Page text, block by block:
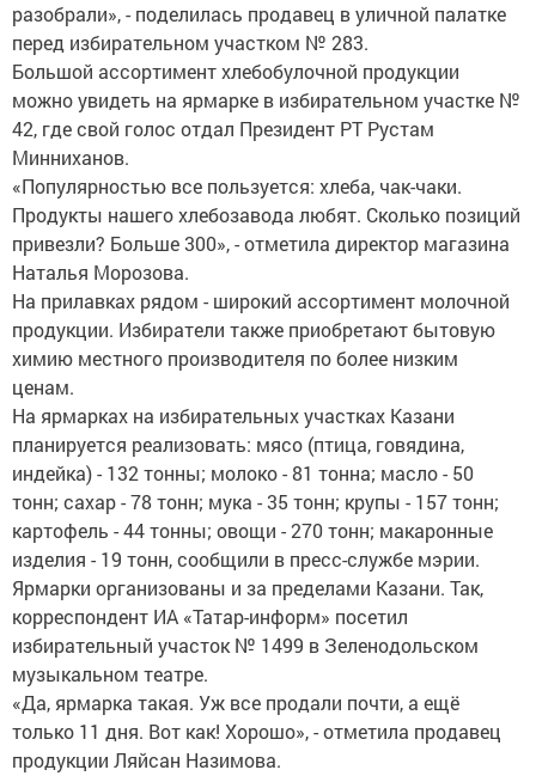
разобрали», - поделилась продавец в уличной палатке
перед избирательном участком № 283.
Большой ассортимент хлебобулочной продукции
можно увидеть на ярмарке в избирательном участке №
42, где свой голос отдал Президент РТ Рустам
Минниханов.
«Популярностью все пользуется: хлеба, чак-чаки.
Продукты нашего хлебозавода любят. Сколько позиций
привезли? Больше 300», - отметила директор магазина
Наталья Морозова.
На прилавках рядом - широкий ассортимент молочной
продукции. Избиратели также приобретают бытовую
химию местного производителя по более низким
ценам.
На ярмарках на избирательных участках Казани
планируется реализовать: мясо (птица, говядина,
индейка) - 132 тонны; молоко - 81 тонна; масло - 50
тонн; сахар - 78 тонн; мука - 35 тонн; крупы - 157 тонн;
картофель - 44 тонны; овощи - 270 тонн; макаронные
изделия - 19 тонн, сообщили в пресс-службе мэрии.
Ярмарки организованы и за пределами Казани. Так,
корреспондент ИА «Татар-информ» посетил
избирательный участок № 1499 в Зеленодольском
музыкальном театре.
«Да, ярмарка такая. Уж все продали почти, а ещё
только 11 дня. Вот как! Хорошо», - отметила продавец
продукции Ляйсан Назимова.